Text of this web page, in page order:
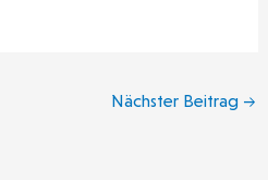
Nächster Beitrag →